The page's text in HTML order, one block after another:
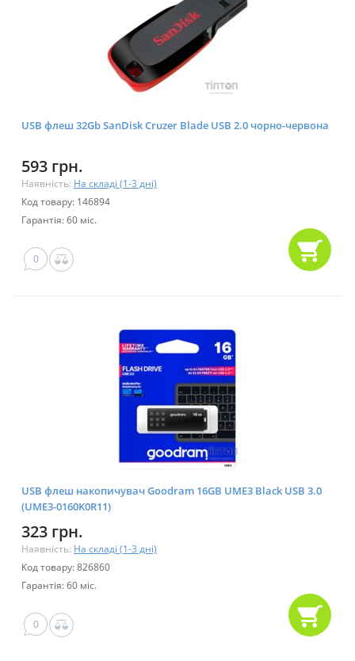
USB флеш 32Gb SanDisk Cruzer Blade USB 2.0 чорно-червона
593 грн.
Наявність: На складі (1-3 дні)
Код товару: 146894
Гарантія: 60 міс.
0
USB флеш накопичувач Goodram 16GB UME3 Black USB 3.0
(UME3-0160K0R11)
323 грн.
Наявність: На складі (1-3 дні)
Код товару: 826860
Гарантія: 60 міс.
0